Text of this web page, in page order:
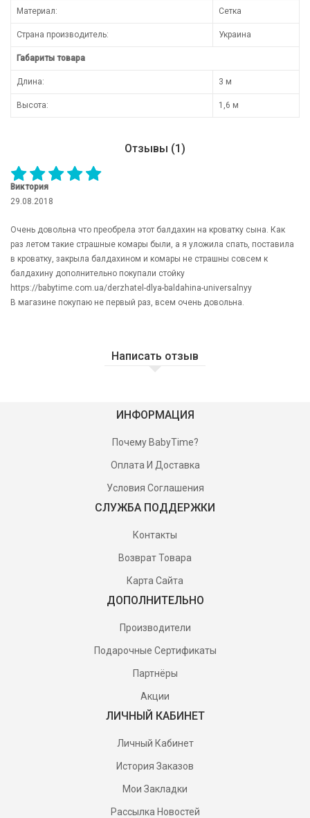
Материал: Сетка
Страна производитель: Украина
Габариты товара
Длина: 3 м
Высота: 1,6 м
Отзывы (1)
Виктория
29.08.2018
Очень довольна что преобрела этот балдахин на кроватку сына. Как
раз летом такие страшные комары были, а я уложила спать, поставила
в кроватку, закрыла балдахином и комары не страшны совсем к
балдахину дополнительно покупали стойку
https://babytime.com.ua/derzhatel-dlya-baldahina-universalnyy
В магазине покупаю не первый раз, всем очень довольна.
Написать отзыв
ИНФОРМАЦИЯ
Почему BabyTime?
Оплата И Доставка
Условия Соглашения
СЛУЖБА ПОДДЕРЖКИ
Контакты
Возврат Товара
Карта Сайта
ДОПОЛНИТЕЛЬНО
Производители
Подарочные Сертификаты
Партнёры
Акции
ЛИЧНЫЙ КАБИНЕТ
Личный Кабинет
История Заказов
Мои Закладки
Рассылка Новостей